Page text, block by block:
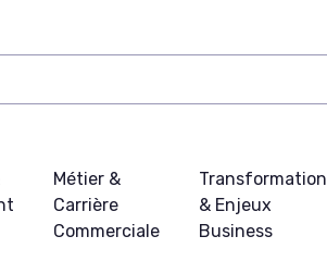
Métier &
Carrière
Commerciale
Transformation
& Enjeux
Business